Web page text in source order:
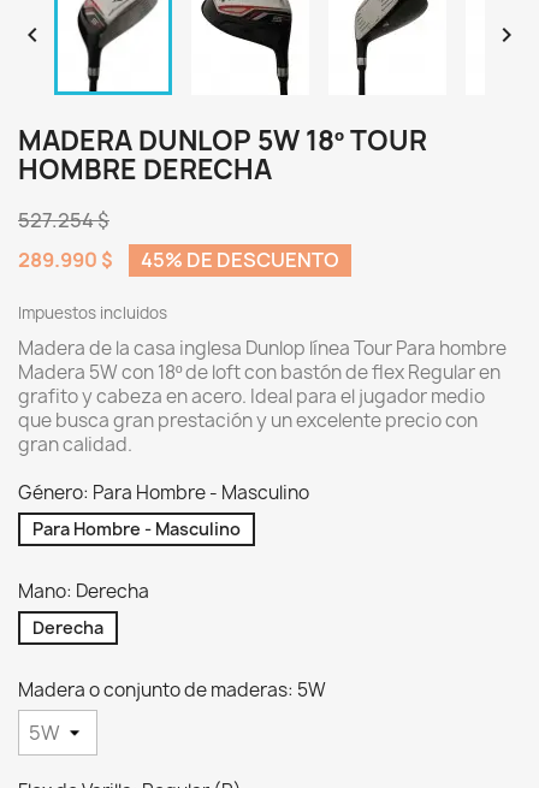
 
MADERA DUNLOP 5W 18º TOUR
HOMBRE DERECHA
527.254 $
289.990 $
45% DE DESCUENTO
Impuestos incluidos
Madera de la casa inglesa Dunlop línea Tour Para hombre
Madera 5W con 18º de loft con bastón de flex Regular en
grafito y cabeza en acero. Ideal para el jugador medio
que busca gran prestación y un excelente precio con
gran calidad.
Género: Para Hombre - Masculino
Para Hombre - Masculino
Mano: Derecha
Derecha
Madera o conjunto de maderas: 5W